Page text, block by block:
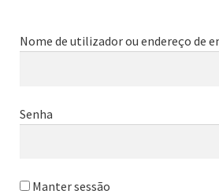
Nome de utilizador ou endereço de
Senha
Manter sessão